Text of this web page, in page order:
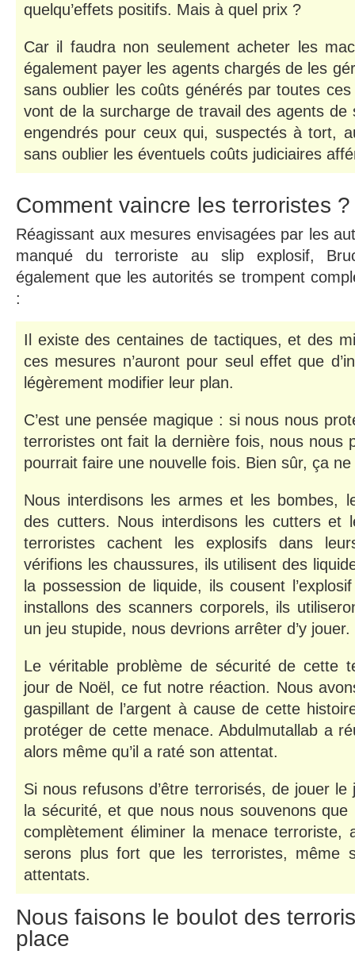
quelqu’effets positifs. Mais à quel prix ?
Car il faudra non seulement acheter les
également payer les agents chargés de les
sans oublier les coûts générés par toutes
vont de la surcharge de travail des agents de
engendrés pour ceux qui, suspectés à tort,
sans oublier les éventuels coûts judiciaires
Comment vaincre les terroristes ?
Réagissant aux mesures envisagées par les
manqué du terroriste au slip explosif,
également que les autorités se trompent
:
Il existe des centaines de tactiques, et des
ces mesures n’auront pour seul effet que
légèrement modifier leur plan.
C’est une pensée magique : si nous nous
terroristes ont fait la dernière fois, nous nous
pourrait faire une nouvelle fois. Bien sûr, ça
Nous interdisons les armes et les bombes,
des cutters. Nous interdisons les cutters et
terroristes cachent les explosifs dans
vérifions les chaussures, ils utilisent des
la possession de liquide, ils cousent
installons des scanners corporels, ils
un jeu stupide, nous devrions arrêter d’y jouer.
Le véritable problème de sécurité de cette
jour de Noël, ce fut notre réaction. Nous
gaspillant de l’argent à cause de cette
protéger de cette menace. Abdulmutallab a
alors même qu’il a raté son attentat.
Si nous refusons d’être terrorisés, de jouer
la sécurité, et que nous nous souvenons que
complètement éliminer la menace terroriste,
serons plus fort que les terroristes, même
attentats.
Nous faisons le boulot des
place